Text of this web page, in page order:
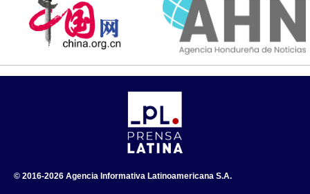
© 2016-2026 Agencia Informativa Latinoamericana S.A.